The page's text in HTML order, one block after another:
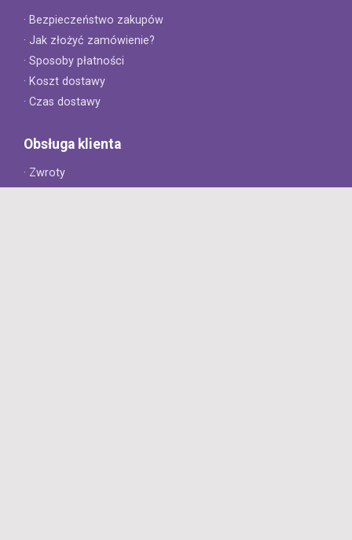
· Bezpieczeństwo zakupów
· Jak złożyć zamówienie?
· Sposoby płatności
· Koszt dostawy
· Czas dostawy
Obsługa klienta
· Zwroty